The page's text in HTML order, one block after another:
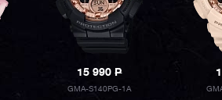
15 990P
GMA-S140PG-1A